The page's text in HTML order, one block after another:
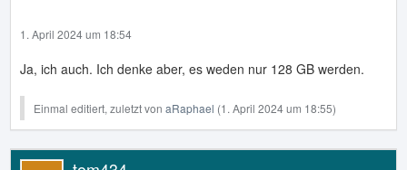
1. April 2024 um 18:54
Ja, ich auch. Ich denke aber, es weden nur 128 GB werden.
Einmal editiert, zuletzt von aRaphael (1. April 2024 um 18:55)